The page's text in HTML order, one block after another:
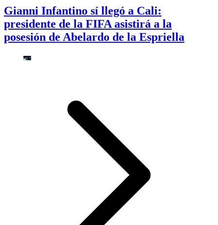
Gianni Infantino sí llegó a Cali:
presidente de la FIFA asistirá a la
posesión de Abelardo de la Espriella